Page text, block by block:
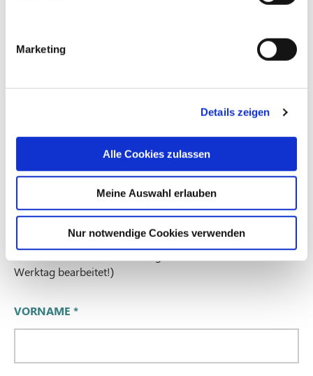
Marketing
Details zeigen
Alle Cookies zulassen
Meine Auswahl erlauben
Nur notwendige Cookies verwenden
Sie haben versucht, uns außerhalb unserer Bürozeiten zu
erreichen?
Hinterlassen Sie uns Ihre Telefonnummer und wir rufen Sie
bei der nächsten Gelegenheit* zurück:
*(!Bitte beachten: Unser Büro ist Mo - Fr besetzt. Anfragen
am Wochenende bzw. Feiertagen werden erst am nächsten
Werktag bearbeitet!)
VORNAME *